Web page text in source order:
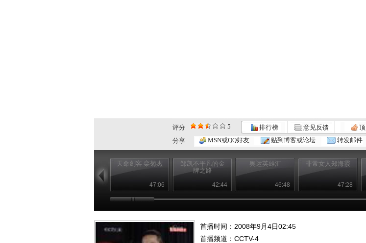
评分 5 排行榜 意见反馈 顶
分享
MSN或QQ好友 贴到博客或论坛 转发邮件
天命剑客 栾菊杰
47:06
邹凯不平凡的金
牌之路
42:44
奥运英雄汇
46:48
非常女人郑海霞
47:28
首播时间：2008年9月4日02:45
首播频道： CCTV-4